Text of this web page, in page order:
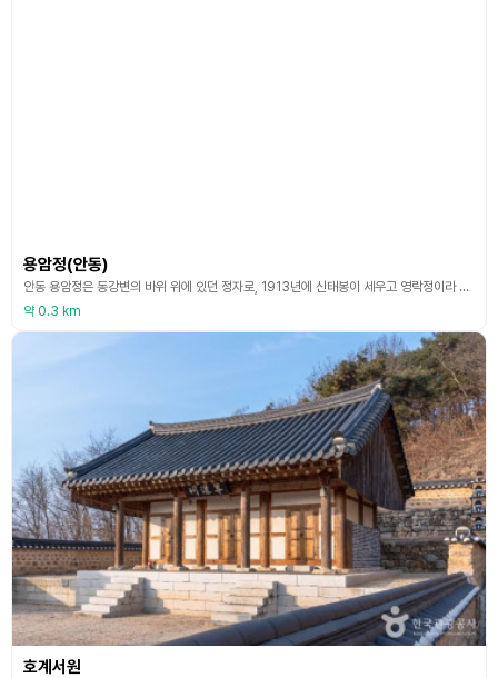
용암정(안동)
안동 용암정은 동강변의 바위 위에 있던 정자로, 1913년에 신태봉이 세우고 영락정이라 이름하였다. 1940년 신응인이 인수하여 용암정으로 이름을 바꾸었다. 1975년 안동댐 건설공사로 인하여 지금의 위치로 옮겨졌다. 건물의 규모는 앞면 3칸, 옆면 2칸이며, 지붕 옆면이 여덟 팔(八)자 모양인 팔작지붕집이다.
약 0.3 km
호계서원